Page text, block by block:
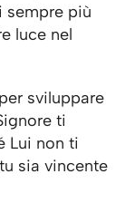
sempre più
luce nel
sviluppare
ti
Lui non ti
sia vincente